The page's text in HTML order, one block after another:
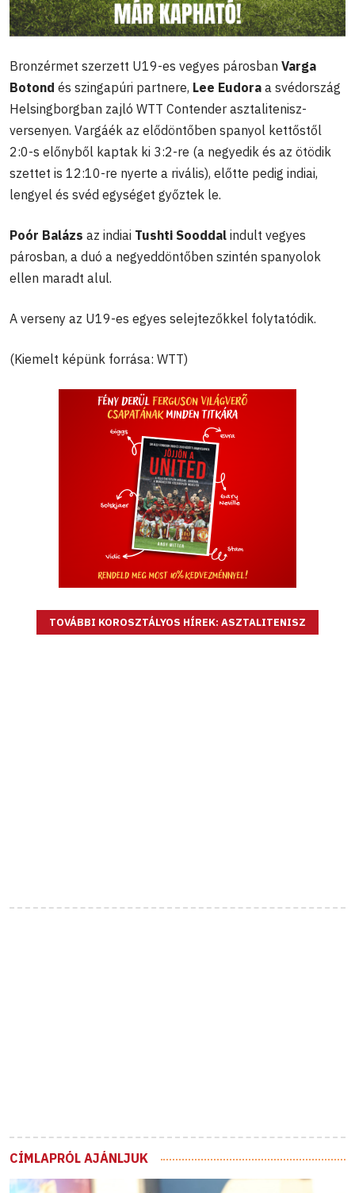
Bronzérmet szerzett U19-es vegyes párosban Varga
Botond és szingapúri partnere, Lee Eudora a svédország
Helsingborgban zajló WTT Contender asztalitenisz-
versenyen. Vargáék az elődöntőben spanyol kettőstől
2:0-s előnyből kaptak ki 3:2-re (a negyedik és az ötödik
szettet is 12:10-re nyerte a rivális), előtte pedig indiai,
lengyel és svéd egységet győztek le.
Poór Balázs az indiai Tushti Sooddal indult vegyes
párosban, a duó a negyeddöntőben szintén spanyolok
ellen maradt alul.
A verseny az U19-es egyes selejtezőkkel folytatódik.
(Kiemelt képünk forrása: WTT)
TOVÁBBI KOROSZTÁLYOS HÍREK: ASZTALITENISZ
CÍMLAPRÓL AJÁNLJUK